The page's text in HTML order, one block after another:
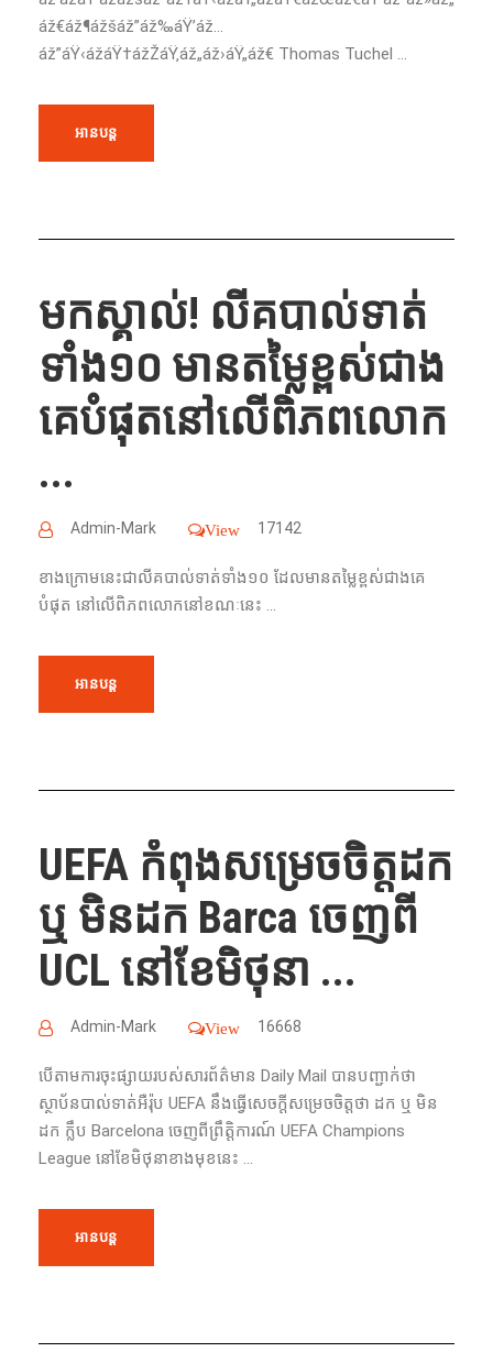
áž€áž¶ážšáž”áž‰áŸ’áž…
áž”áŸ‹ážáŸ†ážŽáŸ‚áž„áž›áŸ„áž€ Thomas Tuchel ...
អានបន្ត
មក​ស្គាល់!​ លីគ​បាល់ទាត់​
ទាំង​១០​ មាន​តម្លៃ​ខ្ពស់​ជាង​
គេ​បំផុត​នៅ​លើ​ពិភព​លោក
...
Admin-Mark View 17142
ខាង​ក្រោម​នេះ​ជា​លីគ​​បាល់ទាត់​ទាំង​១០​ ដែល​មាន​តម្លៃ​ខ្ពស់​ជាង​គេ​
បំផុត​ នៅ​លើ​ពិភព​លោក​នៅ​ខណៈ​នេះ ...
អានបន្ត
UEFA កំពុង​សម្រេចចិត្ត​ដក
ឬ មិន​ដក​ Barca ចេញ​ពី
UCL នៅ​ខែ​មិថុនា ...
Admin-Mark View 16668
បើ​តាម​ការ​ចុះ​ផ្សាយ​របស់​សារព័ត៌មាន Daily Mail បានបញ្ជាក់ថា
ស្ថាប័ន​បាល់ទាត់​អឺរ៉ុប UEFA នឹង​ធ្វើ​សេចក្ដីសម្រេចចិត្ត​ថា ដក ឬ មិន​
ដក ក្លឹប Barcelona ចេញ​ពី​ព្រឹត្តិការណ៍ UEFA Champions
League នៅ​ខែ​មិថុនា​ខាង​មុខ​នេះ ...
អានបន្ត